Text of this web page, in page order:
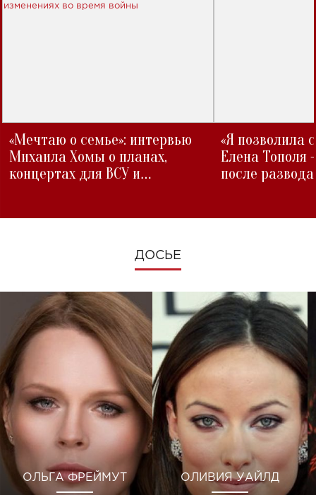
«Мечтаю о семье»: интервью
Михаила Хомы о планах,
концертах для ВСУ и
«Я позволила
Елена Тополя
после развода
ДОСЬЕ
ОЛЬГА ФРЕЙМУТ ОЛИВИЯ УАЙЛД